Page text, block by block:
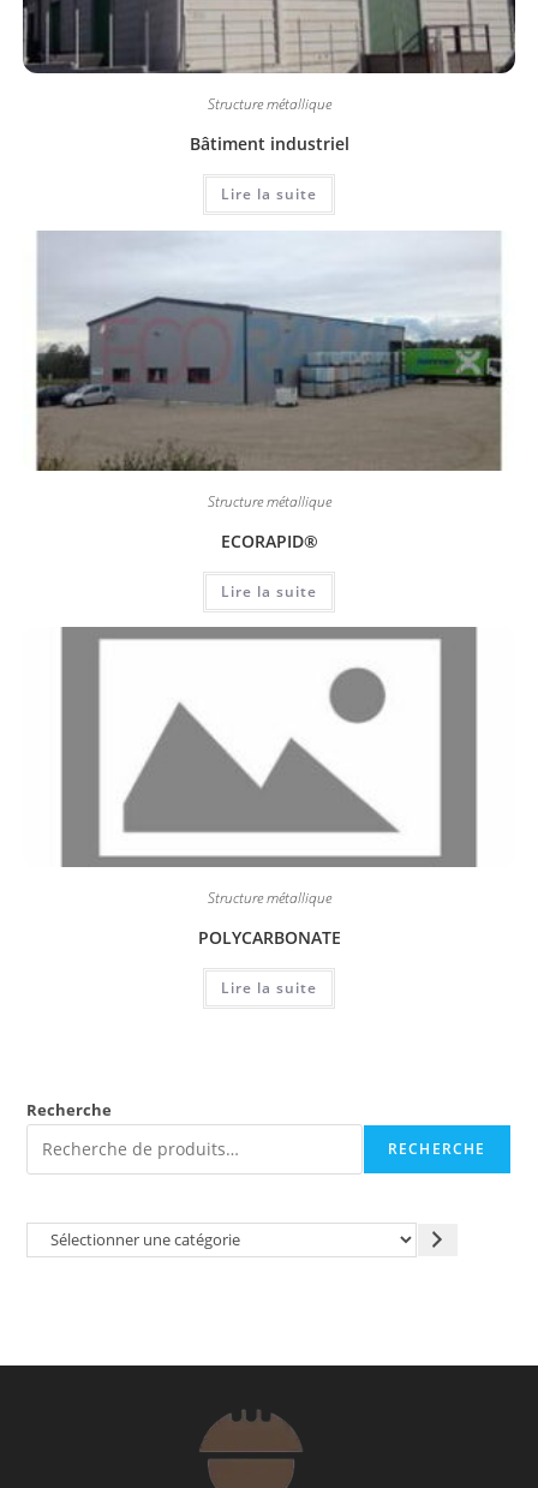
Structure métallique
Bâtiment industriel
Lire la suite
Structure métallique
ECORAPID®
Lire la suite
Structure métallique
POLYCARBONATE
Lire la suite
Recherche
RECHERCHE